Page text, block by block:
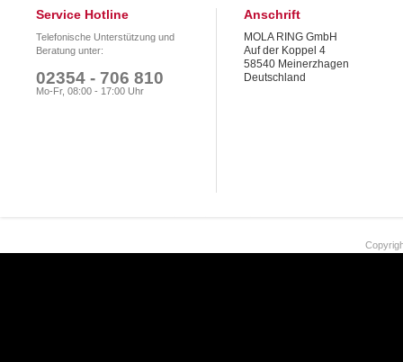
Service Hotline
Telefonische Unterstützung und
Beratung unter:
02354 - 706 810
Mo-Fr, 08:00 - 17:00 Uhr
Anschrift
MOLA RING GmbH
Auf der Koppel 4
58540 Meinerzhagen
Deutschland